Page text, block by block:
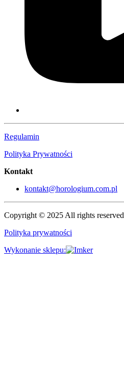
Regulamin
Polityka Prywatności
Kontakt
kontakt@horologium.com.pl
Copyright © 2025 All rights reserved
Polityka prywatności
Wykonanie sklepu: